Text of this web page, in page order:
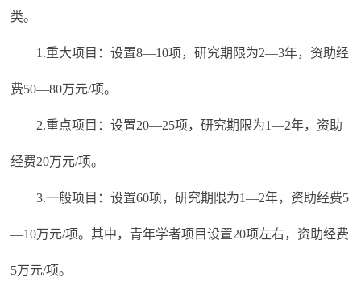
类。
1.重大项目：设置8—10项，研究期限为2—3年，资助经
费50—80万元/项。
2.重点项目：设置20—25项，研究期限为1—2年，资助
经费20万元/项。
3.一般项目：设置60项，研究期限为1—2年，资助经费5
—10万元/项。其中，青年学者项目设置20项左右，资助经费
5万元/项。